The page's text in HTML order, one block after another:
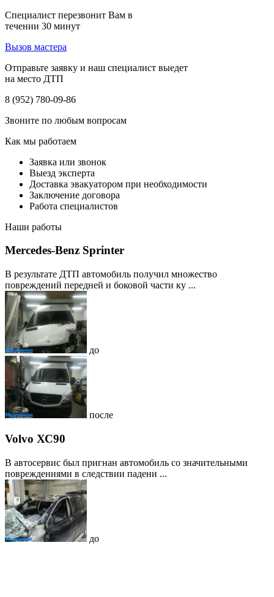
Специалист перезвонит Вам в
течении 30 минут
Вызов мастера
Отправьте заявку и наш специалист выедет
на место ДТП
8 (952) 780-09-86
Звоните по любым вопросам
Как мы работаем
Заявка или звонок
Выезд эксперта
Доставка эвакуатором при необходимости
Заключение договора
Работа специалистов
Наши работы
Mercedes-Benz Sprinter
В результате ДТП автомобиль получил множество
повреждений передней и боковой части ку ...
до
после
Volvo ХС90
В автосервис был пригнан автомобиль со значительными
повреждениями в следствии падени ...
до